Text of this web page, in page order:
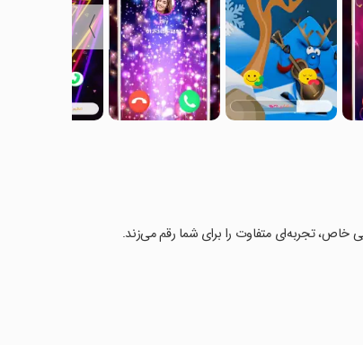
〉
خاص، تجربه‌ای متفاوت را برای شما رقم می‌زند.